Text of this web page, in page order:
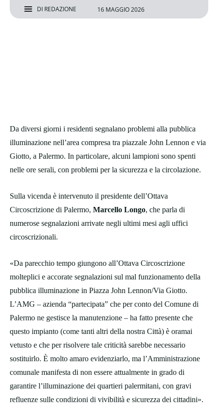
DI REDAZIONE 16 MAGGIO 2026
Da diversi giorni i residenti segnalano problemi alla pubblica
illuminazione nell’area compresa tra piazzale John Lennon e via
Giotto, a Palermo. In particolare, alcuni lampioni sono spenti
nelle ore serali, con problemi per la sicurezza e la circolazione.
Sulla vicenda è intervenuto il presidente dell’Ottava
Circoscrizione di Palermo, Marcello Longo, che parla di
numerose segnalazioni arrivate negli ultimi mesi agli uffici
circoscrizionali.
«Da parecchio tempo giungono all’Ottava Circoscrizione
molteplici e accorate segnalazioni sul mal funzionamento della
pubblica illuminazione in Piazza John Lennon/Via Giotto.
L’AMG – azienda “partecipata” che per conto del Comune di
Palermo ne gestisce la manutenzione – ha fatto presente che
questo impianto (come tanti altri della nostra Città) è oramai
vetusto e che per risolvere tale criticità sarebbe necessario
sostituirlo. È molto amaro evidenziarlo, ma l’Amministrazione
comunale manifesta di non essere attualmente in grado di
garantire l’illuminazione dei quartieri palermitani, con gravi
refluenze sulle condizioni di vivibilità e sicurezza dei cittadini».